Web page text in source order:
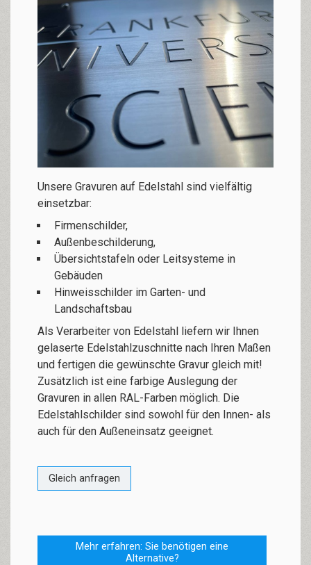
Unsere Gravuren auf Edelstahl sind vielfältig
einsetzbar:
Firmenschilder,
Außenbeschilderung,
Übersichtstafeln oder Leitsysteme in
Gebäuden
Hinweisschilder im Garten- und
Landschaftsbau
Als Verarbeiter von Edelstahl liefern wir Ihnen
gelaserte Edelstahlzuschnitte nach Ihren Maßen
und fertigen die gewünschte Gravur gleich mit!
Zusätzlich ist eine farbige Auslegung der
Gravuren in allen RAL-Farben möglich. Die
Edelstahlschilder sind sowohl für den Innen- als
auch für den Außeneinsatz geeignet.
Gleich anfragen
Mehr erfahren: Sie benötigen eine
Alternative?